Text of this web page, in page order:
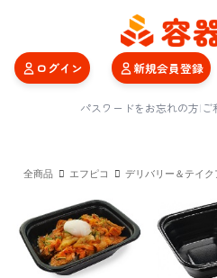
ログイン 新規会員登録
パスワードをお忘れの方|ご
全商品 エフピコ デリバリー＆テイク